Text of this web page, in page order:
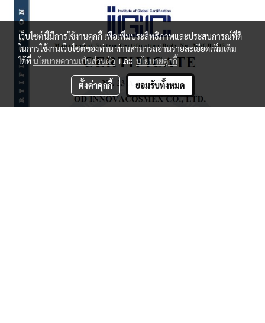
เว็บไซต์นี้มีการใช้งานคุกกี้ เพื่อเพิ่มประสิทธิภาพและประสบการณ์ที่ดี
ในการใช้งานเว็บไซต์ของท่าน ท่านสามารถอ่านรายละเอียดเพิ่มเติม
ได้ที่นโยบายความเป็นส่วนตัว และ นโยบายคุกกี้
ตั้งค่าคุกกี้ ยอมรับทั้งหมด